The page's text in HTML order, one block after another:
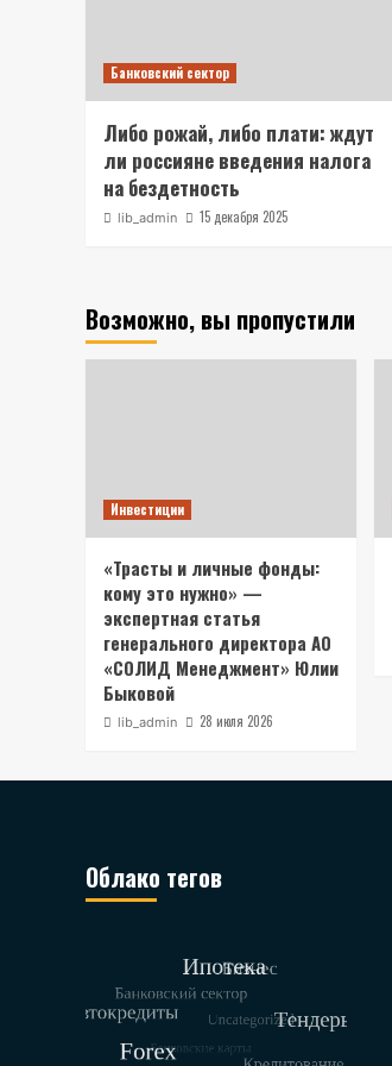
Банковский сектор
Либо рожай, либо плати: ждут
ли россияне введения налога
на бездетность
lib_admin 15 декабря 2025
Возможно, вы пропустили
Инвестиции
«Трасты и личные фонды:
кому это нужно» —
экспертная статья
генерального директора АО
«СОЛИД Менеджмент» Юлии
Быковой
lib_admin 28 июля 2026
Облако тегов